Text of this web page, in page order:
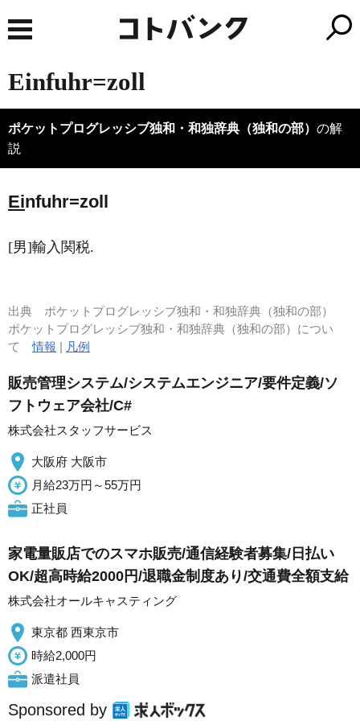
Einfuhr=zoll
ポケットプログレッシブ独和・和独辞典（独和の部） の解
説
Einfuhr=zoll
[男]輸入関税.
出典 ポケットプログレッシブ独和・和独辞典（独和の部）
ポケットプログレッシブ独和・和独辞典（独和の部）につい
て情報 | 凡例
販売管理システム/システムエンジニア/要件定義/ソ
フトウェア会社/C#
株式会社スタッフサービス
大阪府 大阪市
月給23万円～55万円
正社員
家電量販店でのスマホ販売/通信経験者募集/日払い
OK/超高時給2000円/退職金制度あり/交通費全額支給
株式会社オールキャスティング
東京都 西東京市
時給2,000円
派遣社員
Sponsored by